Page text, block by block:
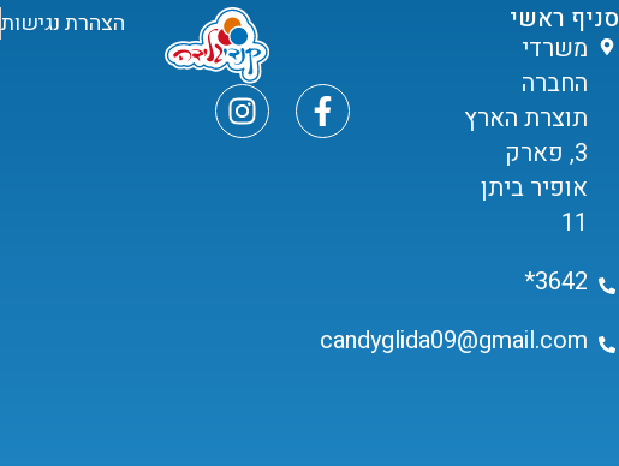
סניף ראשי
משרדי
החברה
תוצרת הארץ
3, פארק
אופיר ביתן
11
3642*
candyglida09@gmail.com
הצהרת נגישות